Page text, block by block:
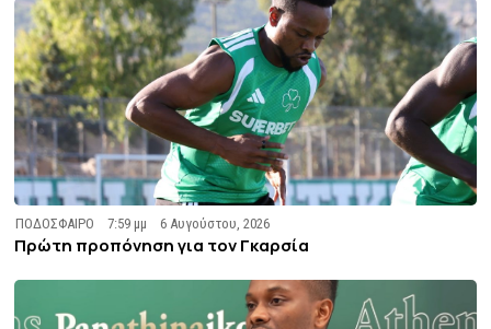
ΠΟΔΟΣΦΑΙΡΟ 7:59 μμ 6 Αυγούστου, 2026
Πρώτη προπόνηση για τον Γκαρσία